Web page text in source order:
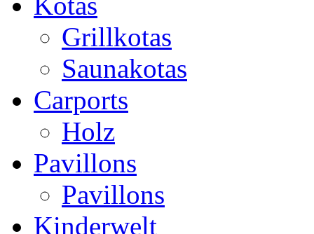
Grillkotas
Saunakotas
Carports
Holz
Pavillons
Pavillons
Kinderwelt